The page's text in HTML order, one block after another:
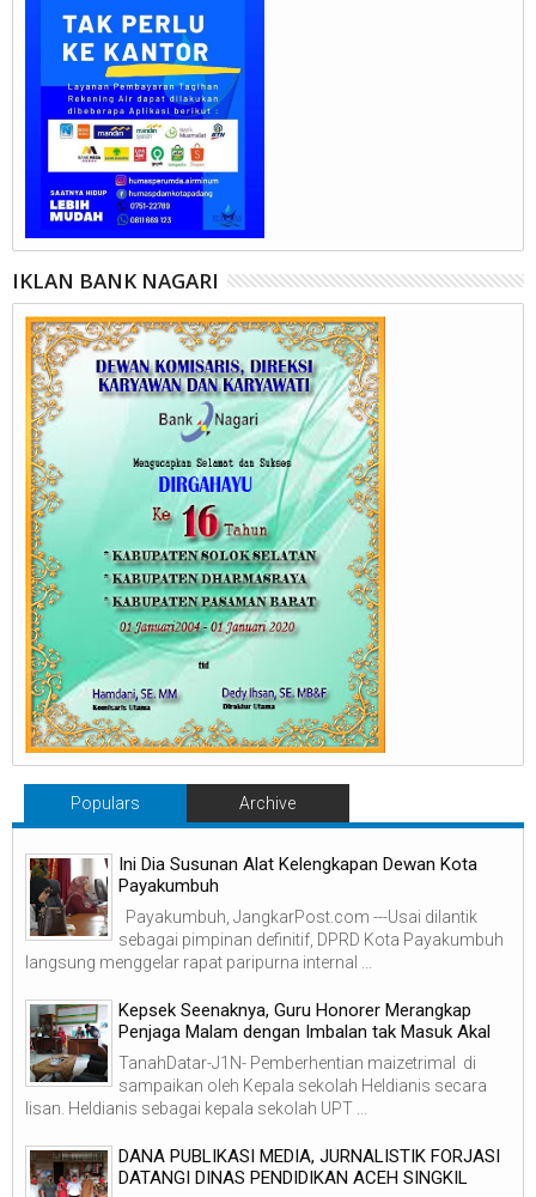
IKLAN BANK NAGARI
Populars Archive
Ini Dia Susunan Alat Kelengkapan Dewan Kota
Payakumbuh
Payakumbuh, JangkarPost.com ---Usai dilantik
sebagai pimpinan definitif, DPRD Kota Payakumbuh
langsung menggelar rapat paripurna internal ...
Kepsek Seenaknya, Guru Honorer Merangkap
Penjaga Malam dengan Imbalan tak Masuk Akal
TanahDatar-J1N- Pemberhentian maizetrimal di
sampaikan oleh Kepala sekolah Heldianis secara
lisan. Heldianis sebagai kepala sekolah UPT ...
DANA PUBLIKASI MEDIA, JURNALISTIK FORJASI
DATANGI DINAS PENDIDIKAN ACEH SINGKIL